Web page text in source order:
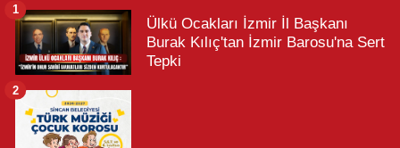
Ülkü Ocakları İzmir İl Başkanı
Burak Kılıç'tan İzmir Barosu'na Sert
Tepki
1
2